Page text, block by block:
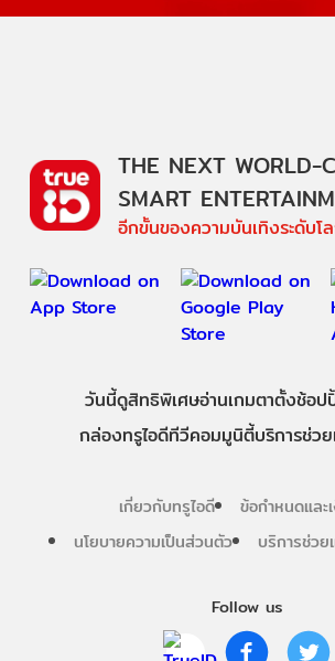
Follow us
THE NEXT WORLD-
SMART
อีกขั้นของความบันเทิงระดับ
วันนี้ดูสิทธิพิเศษอ่านเกมตาตั้งช้อป
กล่องทรูไอดีทีวีคอมมูนิตี้บริการช่ว
เกี่ยวกับทรูไอดี
ข้อกำหนดและ
นโยบายความเป็นส่วนตัว
บริการช่วย